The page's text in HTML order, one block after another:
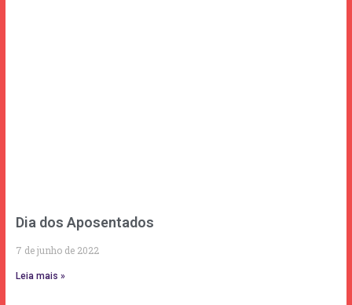
Dia dos Aposentados
7 de junho de 2022
Leia mais »